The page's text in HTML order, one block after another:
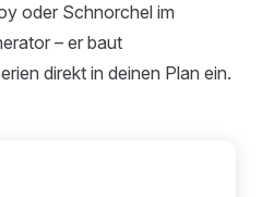
oder Schnorchel im
– er baut
direkt in deinen Plan ein.